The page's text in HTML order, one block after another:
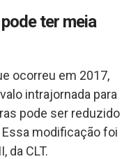
ter meia
ocorreu em 2017,
intrajornada para
pode ser reduzido
modificação foi
da CLT.